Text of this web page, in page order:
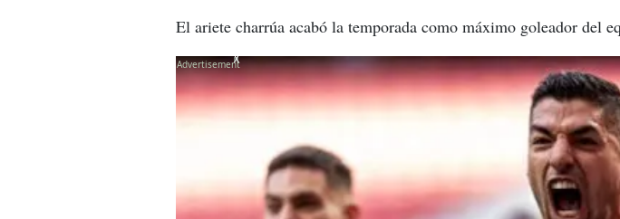
El ariete charrúa acabó la temporada como máximo goleador del
X
X